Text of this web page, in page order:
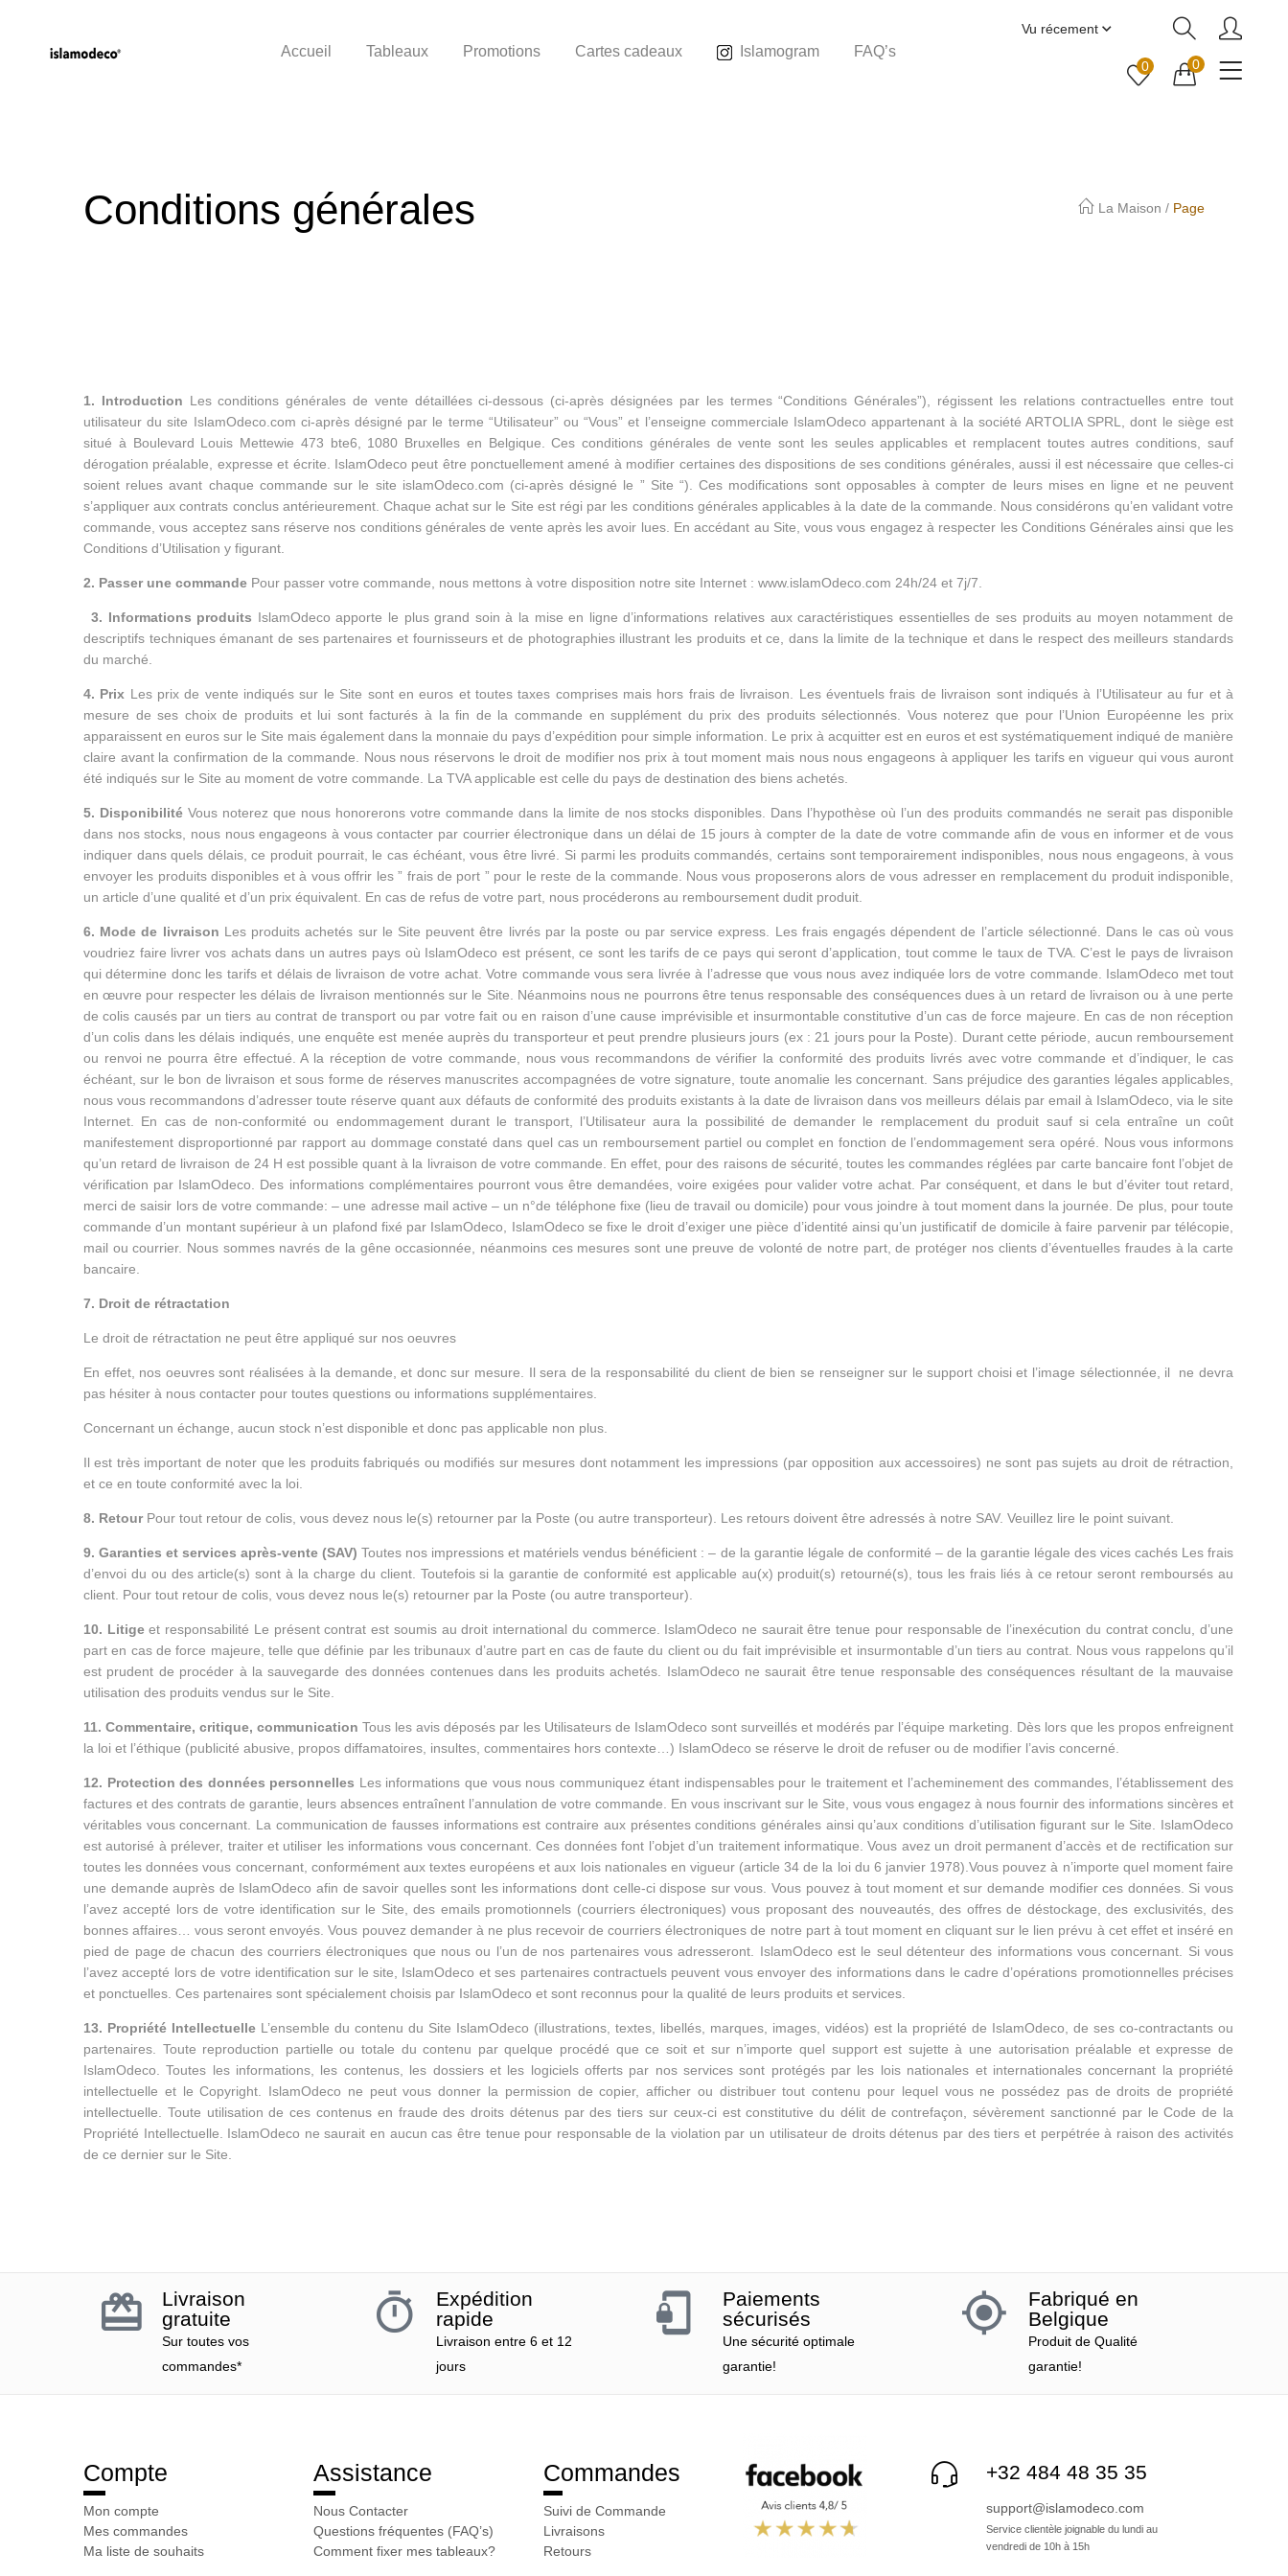
Accueil Tableaux Promotions Cartes cadeaux Islamogram FAQ’s
Vu récement
0 0
La Maison / Page
Conditions générales
1. Introduction Les conditions générales de vente détaillées ci-dessous (ci-après désignées par les termes “Conditions Générales”), régissent les relations contractuelles entre tout
utilisateur du site IslamOdeco.com ci-après désigné par le terme “Utilisateur” ou “Vous” et l’enseigne commerciale IslamOdeco appartenant à la société ARTOLIA SPRL, dont le siège est
situé à Boulevard Louis Mettewie 473 bte6, 1080 Bruxelles en Belgique. Ces conditions générales de vente sont les seules applicables et remplacent toutes autres conditions, sauf
dérogation préalable, expresse et écrite. IslamOdeco peut être ponctuellement amené à modifier certaines des dispositions de ses conditions générales, aussi il est nécessaire que celles-ci
soient relues avant chaque commande sur le site islamOdeco.com (ci-après désigné le ” Site “). Ces modifications sont opposables à compter de leurs mises en ligne et ne peuvent
s’appliquer aux contrats conclus antérieurement. Chaque achat sur le Site est régi par les conditions générales applicables à la date de la commande. Nous considérons qu’en validant votre
commande, vous acceptez sans réserve nos conditions générales de vente après les avoir lues. En accédant au Site, vous vous engagez à respecter les Conditions Générales ainsi que les
Conditions d’Utilisation y figurant.
2. Passer une commande Pour passer votre commande, nous mettons à votre disposition notre site Internet : www.islamOdeco.com 24h/24 et 7j/7.
3. Informations produits IslamOdeco apporte le plus grand soin à la mise en ligne d’informations relatives aux caractéristiques essentielles de ses produits au moyen notamment de
descriptifs techniques émanant de ses partenaires et fournisseurs et de photographies illustrant les produits et ce, dans la limite de la technique et dans le respect des meilleurs standards
du marché.
4. Prix Les prix de vente indiqués sur le Site sont en euros et toutes taxes comprises mais hors frais de livraison. Les éventuels frais de livraison sont indiqués à l’Utilisateur au fur et à
mesure de ses choix de produits et lui sont facturés à la fin de la commande en supplément du prix des produits sélectionnés. Vous noterez que pour l’Union Européenne les prix
apparaissent en euros sur le Site mais également dans la monnaie du pays d’expédition pour simple information. Le prix à acquitter est en euros et est systématiquement indiqué de manière
claire avant la confirmation de la commande. Nous nous réservons le droit de modifier nos prix à tout moment mais nous nous engageons à appliquer les tarifs en vigueur qui vous auront
été indiqués sur le Site au moment de votre commande. La TVA applicable est celle du pays de destination des biens achetés.
5. DisponibilitéVous noterez que nous honorerons votre commande dans la limite de nos stocks disponibles. Dans l’hypothèse où l’un des produits commandés ne serait pas disponible
dans nos stocks, nous nous engageons à vous contacter par courrier électronique dans un délai de 15 jours à compter de la date de votre commande afin de vous en informer et de vous
indiquer dans quels délais, ce produit pourrait, le cas échéant, vous être livré. Si parmi les produits commandés, certains sont temporairement indisponibles, nous nous engageons, à vous
envoyer les produits disponibles et à vous offrir les ” frais de port ” pour le reste de la commande. Nous vous proposerons alors de vous adresser en remplacement du produit indisponible,
un article d’une qualité et d’un prix équivalent. En cas de refus de votre part, nous procéderons au remboursement dudit produit.
6. Mode de livraison Les produits achetés sur le Site peuvent être livrés par la poste ou par service express. Les frais engagés dépendent de l’article sélectionné. Dans le cas où vous
voudriez faire livrer vos achats dans un autres pays où IslamOdeco est présent, ce sont les tarifs de ce pays qui seront d’application, tout comme le taux de TVA. C’est le pays de livraison
qui détermine donc les tarifs et délais de livraison de votre achat. Votre commande vous sera livrée à l’adresse que vous nous avez indiquée lors de votre commande. IslamOdeco met tout
en œuvre pour respecter les délais de livraison mentionnés sur le Site. Néanmoins nous ne pourrons être tenus responsable des conséquences dues à un retard de livraison ou à une perte
de colis causés par un tiers au contrat de transport ou par votre fait ou en raison d’une cause imprévisible et insurmontable constitutive d’un cas de force majeure. En cas de non réception
d’un colis dans les délais indiqués, une enquête est menée auprès du transporteur et peut prendre plusieurs jours (ex : 21 jours pour la Poste). Durant cette période, aucun remboursement
ou renvoi ne pourra être effectué. A la réception de votre commande, nous vous recommandons de vérifier la conformité des produits livrés avec votre commande et d’indiquer, le cas
échéant, sur le bon de livraison et sous forme de réserves manuscrites accompagnées de votre signature, toute anomalie les concernant. Sans préjudice des garanties légales applicables,
nous vous recommandons d’adresser toute réserve quant aux défauts de conformité des produits existants à la date de livraison dans vos meilleurs délais par email à IslamOdeco, via le site
Internet. En cas de non-conformité ou endommagement durant le transport, l’Utilisateur aura la possibilité de demander le remplacement du produit sauf si cela entraîne un coût
manifestement disproportionné par rapport au dommage constaté dans quel cas un remboursement partiel ou complet en fonction de l’endommagement sera opéré. Nous vous informons
qu’un retard de livraison de 24 H est possible quant à la livraison de votre commande. En effet, pour des raisons de sécurité, toutes les commandes réglées par carte bancaire font l’objet de
vérification par IslamOdeco. Des informations complémentaires pourront vous être demandées, voire exigées pour valider votre achat. Par conséquent, et dans le but d’éviter tout retard,
merci de saisir lors de votre commande: – une adresse mail active – un n°de téléphone fixe (lieu de travail ou domicile) pour vous joindre à tout moment dans la journée. De plus, pour toute
commande d’un montant supérieur à un plafond fixé par IslamOdeco, IslamOdeco se fixe le droit d’exiger une pièce d’identité ainsi qu’un justificatif de domicile à faire parvenir par télécopie,
mail ou courrier. Nous sommes navrés de la gêne occasionnée, néanmoins ces mesures sont une preuve de volonté de notre part, de protéger nos clients d’éventuelles fraudes à la carte
bancaire.
7. Droit de rétractation
Le droit de rétractation ne peut être appliqué sur nos oeuvres
En effet, nos oeuvres sont réalisées à la demande, et donc sur mesure. Il sera de la responsabilité du client de bien se renseigner sur le support choisi et l’image sélectionnée, il ne devra
pas hésiter à nous contacter pour toutes questions ou informations supplémentaires.
Concernant un échange, aucun stock n’est disponible et donc pas applicable non plus.
Il est très important de noter que les produits fabriqués ou modifiés sur mesures dont notamment les impressions (par opposition aux accessoires) ne sont pas sujets au droit de rétraction,
et ce en toute conformité avec la loi.
8. RetourPour tout retour de colis, vous devez nous le(s) retourner par la Poste (ou autre transporteur). Les retours doivent être adressés à notre SAV. Veuillez lire le point suivant.
9. Garanties et services après-vente (SAV) Toutes nos impressions et matériels vendus bénéficient : – de la garantie légale de conformité – de la garantie légale des vices cachés Les frais
d’envoi du ou des article(s) sont à la charge du client. Toutefois si la garantie de conformité est applicable au(x) produit(s) retourné(s), tous les frais liés à ce retour seront remboursés au
client. Pour tout retour de colis, vous devez nous le(s) retourner par la Poste (ou autre transporteur).
10. Litigeet responsabilité Le présent contrat est soumis au droit international du commerce. IslamOdeco ne saurait être tenue pour responsable de l’inexécution du contrat conclu, d’une
part en cas de force majeure, telle que définie par les tribunaux d’autre part en cas de faute du client ou du fait imprévisible et insurmontable d’un tiers au contrat. Nous vous rappelons qu’il
est prudent de procéder à la sauvegarde des données contenues dans les produits achetés. IslamOdeco ne saurait être tenue responsable des conséquences résultant de la mauvaise
utilisation des produits vendus sur le Site.
11. Commentaire, critique, communication Tous les avis déposés par les Utilisateurs de IslamOdeco sont surveillés et modérés par l’équipe marketing. Dès lors que les propos enfreignent
la loi et l’éthique (publicité abusive, propos diffamatoires, insultes, commentaires hors contexte…) IslamOdeco se réserve le droit de refuser ou de modifier l’avis concerné.
12. Protection des données personnelles Les informations que vous nous communiquez étant indispensables pour le traitement et l’acheminement des commandes, l’établissement des
factures et des contrats de garantie, leurs absences entraînent l’annulation de votre commande. En vous inscrivant sur le Site, vous vous engagez à nous fournir des informations sincères et
véritables vous concernant. La communication de fausses informations est contraire aux présentes conditions générales ainsi qu’aux conditions d’utilisation figurant sur le Site. IslamOdeco
est autorisé à prélever, traiter et utiliser les informations vous concernant. Ces données font l’objet d’un traitement informatique. Vous avez un droit permanent d’accès et de rectification sur
toutes les données vous concernant, conformément aux textes européens et aux lois nationales en vigueur (article 34 de la loi du 6 janvier 1978).Vous pouvez à n’importe quel moment faire
une demande auprès de IslamOdeco afin de savoir quelles sont les informations dont celle-ci dispose sur vous. Vous pouvez à tout moment et sur demande modifier ces données. Si vous
l’avez accepté lors de votre identification sur le Site, des emails promotionnels (courriers électroniques) vous proposant des nouveautés, des offres de déstockage, des exclusivités, des
bonnes affaires… vous seront envoyés. Vous pouvez demander à ne plus recevoir de courriers électroniques de notre part à tout moment en cliquant sur le lien prévu à cet effet et inséré en
pied de page de chacun des courriers électroniques que nous ou l’un de nos partenaires vous adresseront. IslamOdeco est le seul détenteur des informations vous concernant. Si vous
l’avez accepté lors de votre identification sur le site, IslamOdeco et ses partenaires contractuels peuvent vous envoyer des informations dans le cadre d’opérations promotionnelles précises
et ponctuelles. Ces partenaires sont spécialement choisis par IslamOdeco et sont reconnus pour la qualité de leurs produits et services.
13. Propriété Intellectuelle L’ensemble du contenu du Site IslamOdeco (illustrations, textes, libellés, marques, images, vidéos) est la propriété de IslamOdeco, de ses co-contractants ou
partenaires. Toute reproduction partielle ou totale du contenu par quelque procédé que ce soit et sur n’importe quel support est sujette à une autorisation préalable et expresse de
IslamOdeco. Toutes les informations, les contenus, les dossiers et les logiciels offerts par nos services sont protégés par les lois nationales et internationales concernant la propriété
intellectuelle et le Copyright. IslamOdeco ne peut vous donner la permission de copier, afficher ou distribuer tout contenu pour lequel vous ne possédez pas de droits de propriété
intellectuelle. Toute utilisation de ces contenus en fraude des droits détenus par des tiers sur ceux-ci est constitutive du délit de contrefaçon, sévèrement sanctionné par le Code de la
Propriété Intellectuelle. IslamOdeco ne saurait en aucun cas être tenue pour responsable de la violation par un utilisateur de droits détenus par des tiers et perpétrée à raison des activités
de ce dernier sur le Site.
Livraison
gratuite
Sur toutes vos
commandes*
Expédition
rapide
Livraison entre 6 et 12
jours
Paiements
sécurisés
Une sécurité optimale
garantie!
Fabriqué en
Belgique
Produit de Qualité
garantie!
Compte
Mon compte
Mes commandes
Ma liste de souhaits
Assistance
Nous Contacter
Questions fréquentes (FAQ’s)
Comment fixer mes tableaux?
Commandes
Suivi de Commande
Livraisons
Retours
+32 484 48 35 35
support@islamodeco.com
Service clientèle joignable du lundi au
vendredi de 10h à 15h